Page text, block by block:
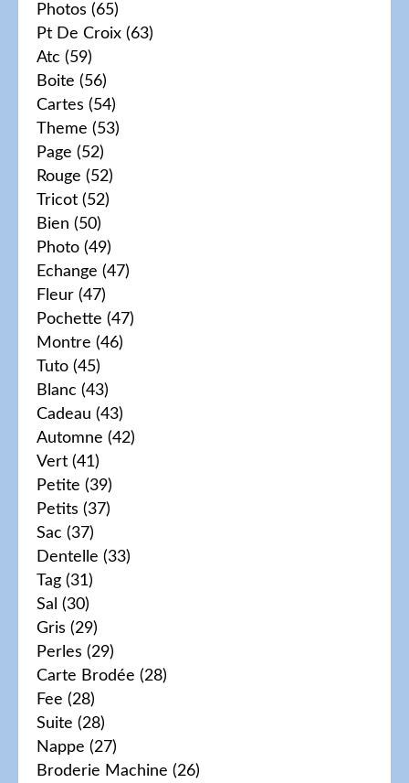
Photos (65)
Pt De Croix (63)
Atc (59)
Boite (56)
Cartes (54)
Theme (53)
Page (52)
Rouge (52)
Tricot (52)
Bien (50)
Photo (49)
Echange (47)
Fleur (47)
Pochette (47)
Montre (46)
Tuto (45)
Blanc (43)
Cadeau (43)
Automne (42)
Vert (41)
Petite (39)
Petits (37)
Sac (37)
Dentelle (33)
Tag (31)
Sal (30)
Gris (29)
Perles (29)
Carte Brodée (28)
Fee (28)
Suite (28)
Nappe (27)
Broderie Machine (26)